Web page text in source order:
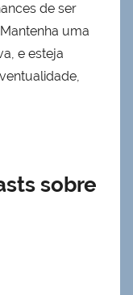
de ser
uma
e esteja
sobre